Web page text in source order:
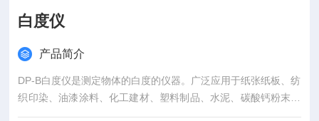
白度仪
产品简介
DP-B白度仪是测定物体的白度的仪器。广泛应用于纸张纸板、纺
织印染、油漆涂料、化工建材、塑料制品、水泥、碳酸钙粉末、
陶瓷、淀粉、面粉、食盐、洗涤剂等物体的白度测量。